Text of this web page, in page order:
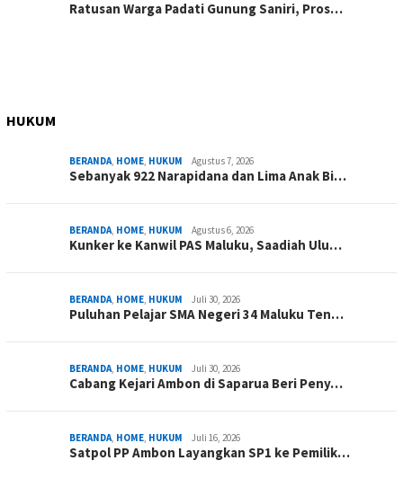
Ratusan Warga Padati Gunung Saniri, Pros…
HUKUM
BERANDA, HOME, HUKUM Agustus 7, 2026
Sebanyak 922 Narapidana dan Lima Anak Bi…
BERANDA, HOME, HUKUM Agustus 6, 2026
Kunker ke Kanwil PAS Maluku, Saadiah Ulu…
BERANDA, HOME, HUKUM Juli 30, 2026
Puluhan Pelajar SMA Negeri 34 Maluku Ten…
BERANDA, HOME, HUKUM Juli 30, 2026
Cabang Kejari Ambon di Saparua Beri Peny…
BERANDA, HOME, HUKUM Juli 16, 2026
Satpol PP Ambon Layangkan SP1 ke Pemilik…